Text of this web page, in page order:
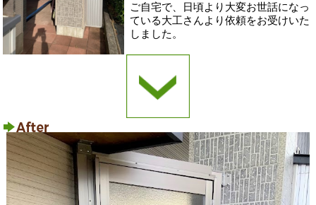
ご自宅で、日頃より大変お世話になっ
ている大工さんより依頼をお受けいた
しました。